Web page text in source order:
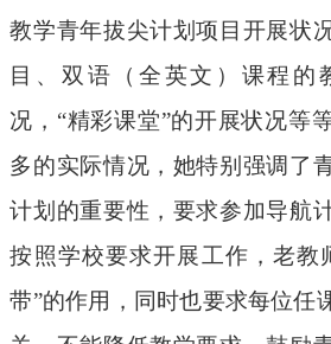
教学青年拔尖计划项目开展状
目、双语（全英文）课程的
况， “精彩课堂”的开展状况等
多的实际情况， 她特别强调了
计划的重要性，要求参加导航
按照学校要求开展工作，老教
带”的作用，同时也要求每位任